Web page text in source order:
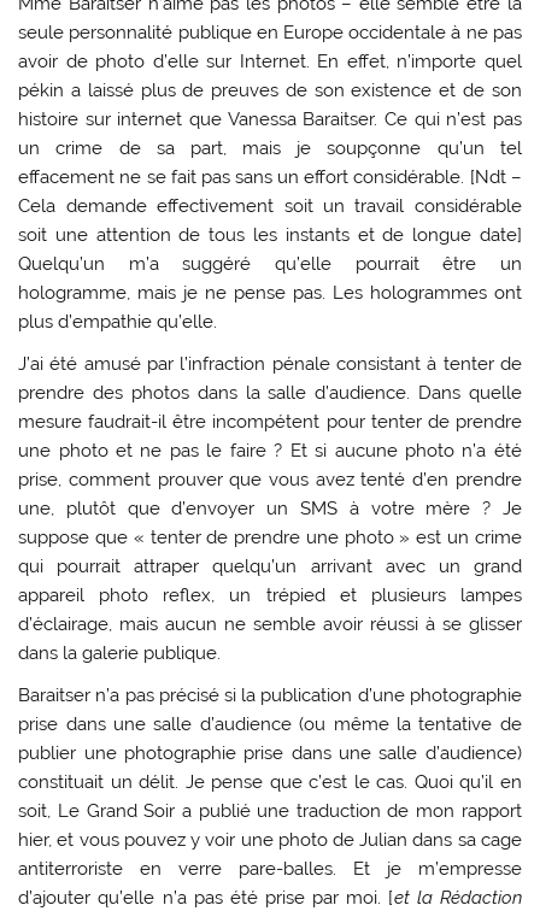
seule personnalité publique en Europe occidentale à ne pas
avoir de photo d’elle sur Internet. En effet, n’importe quel
pékin a laissé plus de preuves de son existence et de son
histoire sur internet que Vanessa Baraitser. Ce qui n’est pas
un crime de sa part, mais je soupçonne qu’un tel
effacement ne se fait pas sans un effort considérable. [Ndt –
Cela demande effectivement soit un travail considérable
soit une attention de tous les instants et de longue date]
Quelqu’un m’a suggéré qu’elle pourrait être un
hologramme, mais je ne pense pas. Les hologrammes ont
plus d’empathie qu’elle.
J’ai été amusé par l’infraction pénale consistant à tenter de
prendre des photos dans la salle d’audience. Dans quelle
mesure faudrait-il être incompétent pour tenter de prendre
une photo et ne pas le faire ? Et si aucune photo n’a été
prise, comment prouver que vous avez tenté d’en prendre
une, plutôt que d’envoyer un SMS à votre mère ? Je
suppose que « tenter de prendre une photo » est un crime
qui pourrait attraper quelqu’un arrivant avec un grand
appareil photo reflex, un trépied et plusieurs lampes
d’éclairage, mais aucun ne semble avoir réussi à se glisser
dans la galerie publique.
Baraitser n’a pas précisé si la publication d’une photographie
prise dans une salle d’audience (ou même la tentative de
publier une photographie prise dans une salle d’audience)
constituait un délit. Je pense que c’est le cas. Quoi qu’il en
soit, Le Grand Soir a publié une traduction de mon rapport
hier, et vous pouvez y voir une photo de Julian dans sa cage
antiterroriste en verre pare-balles. Et je m’empresse
d’ajouter qu’elle n’a pas été prise par moi. [et la Rédaction